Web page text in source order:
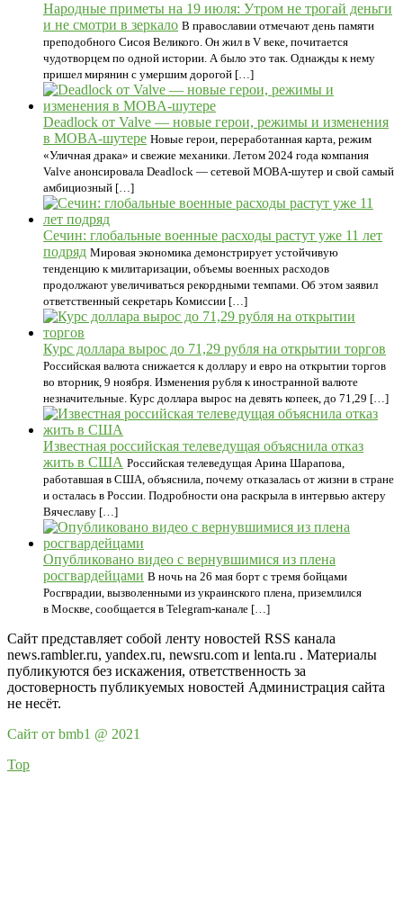
Народные приметы на 19 июля: Утром не трогай деньги
и не смотри в зеркало В православии отмечают день памяти
преподобного Сисоя Великого. Он жил в V веке, почитается
чудотворцем по одной истории. А было это так. Однажды к нему
пришел мирянин с умершим дорогой […]
Deadlock от Valve — новые герои, режимы и изменения
в MOBA-шутере Новые герои, переработанная карта, режим
«Уличная драка» и свежие механики. Летом 2024 года компания
Valve анонсировала Deadlock — сетевой MOBA-шутер и свой самый
амбициозный […]
Сечин: глобальные военные расходы растут уже 11 лет
подряд Мировая экономика демонстрирует устойчивую
тенденцию к милитаризации, объемы военных расходов
продолжают увеличиваться рекордными темпами. Об этом заявил
ответственный секретарь Комиссии […]
Курс доллара вырос до 71,29 рубля на открытии торгов
Российская валюта снижается к доллару и евро на открытии торгов
во вторник, 9 ноября. Изменения рубля к иностранной валюте
незначительные. Курс доллара вырос на девять копеек, до 71,29 […]
Известная российская телеведущая объяснила отказ
жить в США Российская телеведущая Арина Шарапова,
работавшая в США, объяснила, почему отказалась от жизни в стране
и осталась в России. Подробности она раскрыла в интервью актеру
Вячеславу […]
Опубликовано видео с вернувшимися из плена
росгвардейцами В ночь на 26 мая борт с тремя бойцами
Росгврадии, вызволенными из украинского плена, приземлился
в Москве, сообщается в Telegram-канале […]
Сайт представляет собой ленту новостей RSS канала
news.rambler.ru, yandex.ru, newsru.com и lenta.ru . Материалы
публикуются без искажения, ответственность за
достоверность публикуемых новостей Администрация сайта
не несёт.
Сайт от bmb1 @ 2021
Top